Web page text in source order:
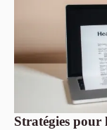
Stratégies pour